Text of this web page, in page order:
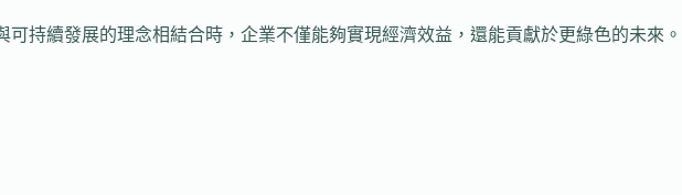
持續發展的理念相結合時，企業不僅能夠實現經濟效益，還能貢獻於更綠色的未來。